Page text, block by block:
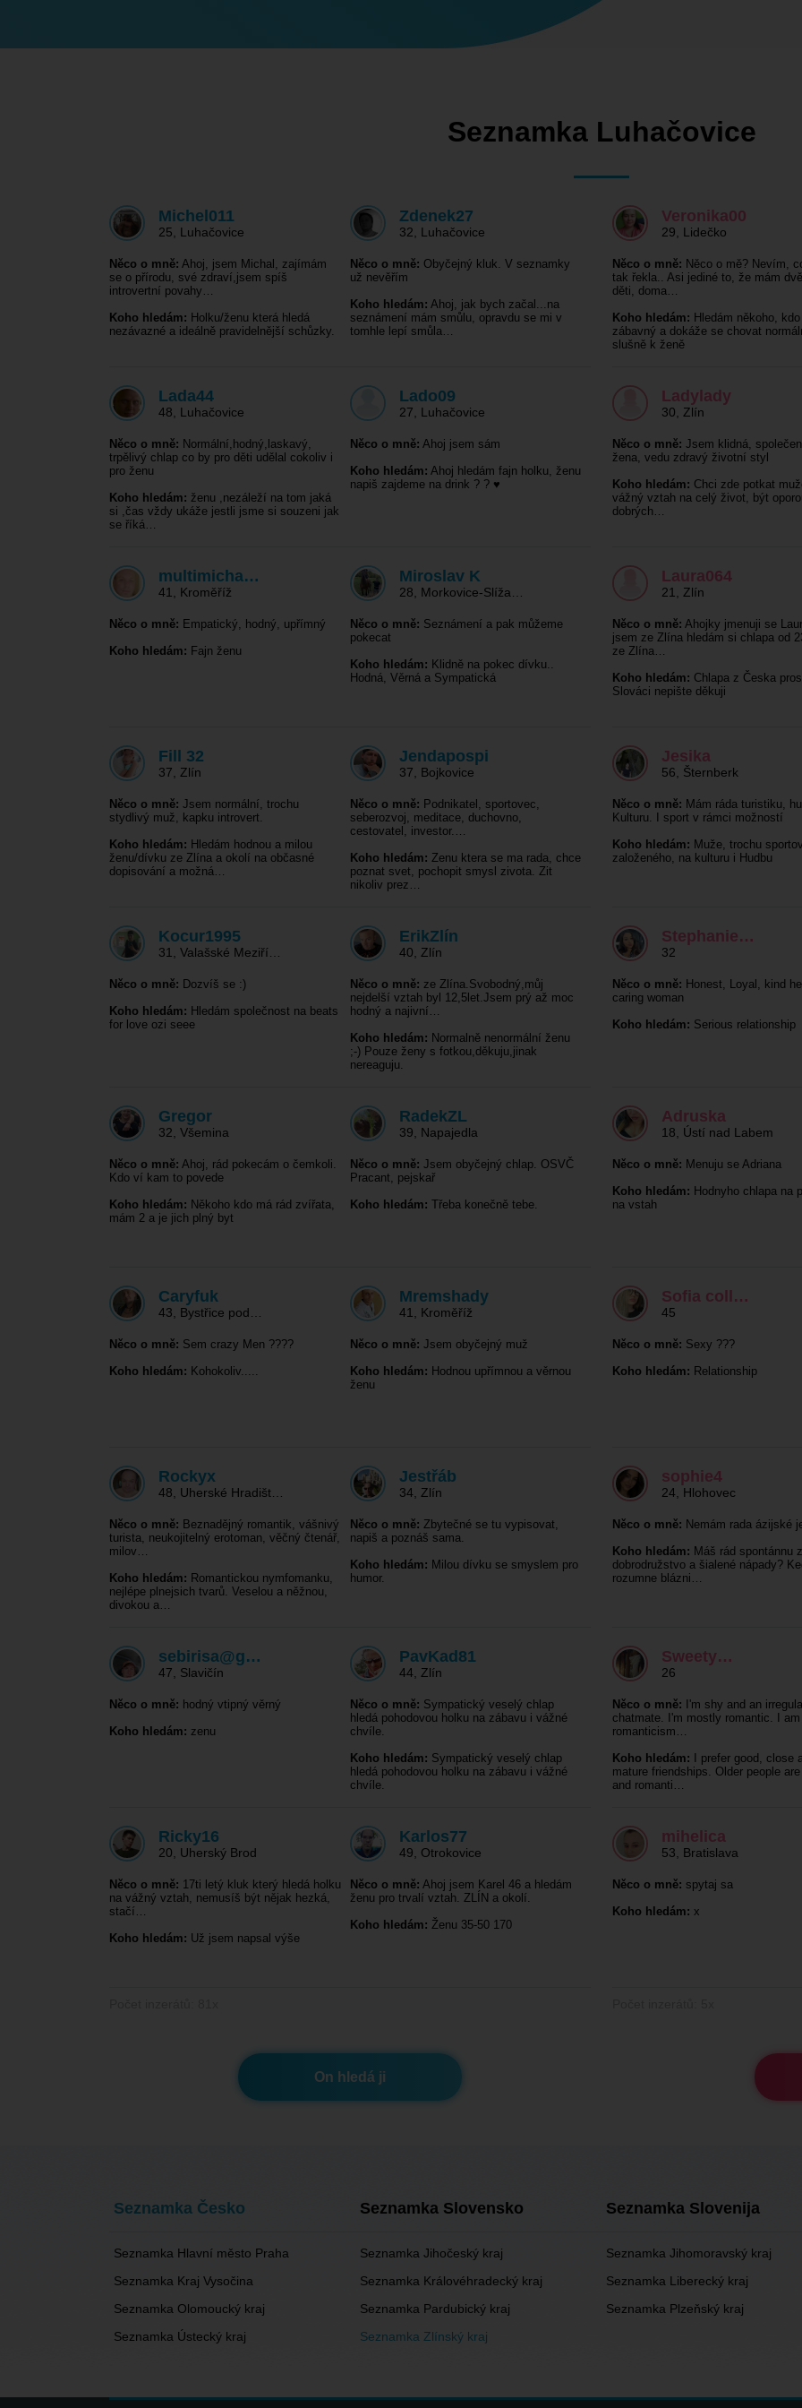
Seznamka Luhačovice
Michel011
25 Luhačovice
Něco o mně: Ahoj, jsem Michal, zajímám
se o přírodu, své zdraví,jsem spíš
introvertní povahy…
Koho hledám: Holku/ženu která hledá
nezávazné a ideálně pravidelnější schůzky.
Zdenek27
32 Luhačovice
Něco o mně: Obyčejný kluk. V seznamky
už nevěřím
Koho hledám: Ahoj, jak bych začal...na
seznámení mám smůlu, opravdu se mi v
tomhle lepí smůla…
Lada44
48 Luhačovice
Něco o mně: Normální,hodný,laskavý,
trpělivý chlap co by pro děti udělal cokoliv i
pro ženu
Koho hledám: ženu ,nezáleží na tom jaká
si ,čas vždy ukáže jestli jsme si souzeni jak
se říká…
Lado09
27 Luhačovice
Něco o mně: Ahoj jsem sám
Koho hledám: Ahoj hledám fajn holku, ženu
napiš zajdeme na drink ? ? ♥️
multimicha…
41 Kroměříž
Něco o mně: Empatický, hodný, upřímný
Koho hledám: Fajn ženu
Miroslav K
28 Morkovice-Slíža…
Něco o mně: Seznámení a pak můžeme
pokecat
Koho hledám: Klidně na pokec dívku..
Hodná, Věrná a Sympatická
Fill 32
37 Zlín
Něco o mně: Jsem normální, trochu
stydlivý muž, kapku introvert.
Koho hledám: Hledám hodnou a milou
ženu/dívku ze Zlína a okolí na občasné
dopisování a možná…
Jendapospi
37 Bojkovice
Něco o mně: Podnikatel, sportovec,
seberozvoj, meditace, duchovno,
cestovatel, investor.…
Koho hledám: Zenu ktera se ma rada, chce
poznat svet, pochopit smysl zivota. Zit
nikoliv prez…
Kocur1995
31 Valašské Meziří…
Něco o mně: Dozvíš se :)
Koho hledám: Hledám společnost na beats
for love ozi seee
ErikZlín
40 Zlín
Něco o mně: ze Zlína.Svobodný,můj
nejdelší vztah byl 12,5let.Jsem prý až moc
hodný a najivní…
Koho hledám: Normalně nenormální ženu
;-) Pouze ženy s fotkou,děkuju,jinak
nereaguju.
Gregor
32 Všemina
Něco o mně: Ahoj, rád pokecám o čemkoli.
Kdo ví kam to povede
Koho hledám: Někoho kdo má rád zvířata,
mám 2 a je jich plný byt
RadekZL
39 Napajedla
Něco o mně: Jsem obyčejný chlap. OSVČ
Pracant, pejskař
Koho hledám: Třeba konečně tebe.
Caryfuk
43 Bystřice pod…
Něco o mně: Sem crazy Men ????
Koho hledám: Kohokoliv.....
Mremshady
41 Kroměříž
Něco o mně: Jsem obyčejný muž
Koho hledám: Hodnou upřímnou a věrnou
ženu
Rockyx
48 Uherské Hradišt…
Něco o mně: Beznadějný romantik, vášnivý
turista, neukojitelný erotoman, věčný čtenář,
milov…
Koho hledám: Romantickou nymfomanku,
nejlépe plnejsich tvarů. Veselou a něžnou,
divokou a…
Jestřáb
34 Zlín
Něco o mně: Zbytečné se tu vypisovat,
napiš a poznáš sama.
Koho hledám: Milou dívku se smyslem pro
humor.
sebirisa@g…
47 Slavičín
Něco o mně: hodný vtipný věrný
Koho hledám: zenu
PavKad81
44 Zlín
Něco o mně: Sympatický veselý chlap
hledá pohodovou holku na zábavu i vážné
chvíle.
Koho hledám: Sympatický veselý chlap
hledá pohodovou holku na zábavu i vážné
chvíle.
Ricky16
20 Uherský Brod
Něco o mně: 17ti letý kluk který hledá holku
na vážný vztah, nemusíš být nějak hezká,
stačí…
Koho hledám: Už jsem napsal výše
Karlos77
49 Otrokovice
Něco o mně: Ahoj jsem Karel 46 a hledám
ženu pro trvalí vztah. ZLÍN a okolí.
Koho hledám: Ženu 35-50 170
On hledá ji
Veronika00
29 Lidečko
Něco o mně: Něco o mě? Nevím,
tak řekla.. Asi jediné to, že mám
děti, doma…
Koho hledám: Hledám někoho,
zábavný a dokáže se chovat
slušně k ženě
Ladylady
30 Zlín
Něco o mně: Jsem klidná,
žena, vedu zdravý životní styl
Koho hledám: Chci zde potkat
vážný vztah na celý život, být
dobrých…
Laura064
21 Zlín
Něco o mně: Ahojky jmenuji se
jsem ze Zlína hledám si chlapa od
ze Zlína…
Koho hledám: Chlapa z Česka
Slováci nepište děkuji
Jesika
56 Šternberk
Něco o mně: Mám ráda turistiku,
Kulturu. I sport v rámci možností
Koho hledám: Muže, trochu
založeného, na kulturu i Hudbu
Stephanie…
32
Něco o mně: Honest, Loyal, kind
caring woman
Koho hledám: Serious relationship
Adruska
18 Ústí nad Labem
Něco o mně: Menuju se Adriana
Koho hledám: Hodnyho chlapa na
na vstah
Sofia coll…
45
Něco o mně: Sexy ???
Koho hledám: Relationship
sophie4
24 Hlohovec
Něco o mně: Nemám rada ázijské
Koho hledám: Máš rád spontánnu
dobrodružstvo a šialené nápady?
rozumne blázni…
Sweety…
26
Něco o mně: I'm shy and an
chatmate. I'm mostly romantic. I
romanticism…
Koho hledám: I prefer good, close
mature friendships. Older people
and romanti…
mihelica
53 Bratislava
Něco o mně: spytaj sa
Koho hledám: x
Seznamka Česko Seznamka Slovensko Seznamka Slovenija
Seznamka Hlavní město Praha Seznamka Jihočeský kraj
Seznamka Jihomoravský kraj
Seznamka Kraj Vysočina
Seznamka Královéhradecký kraj
Seznamka Liberecký kraj
Seznamka Olomoucký kraj
Seznamka Pardubický kraj
Seznamka Plzeňský kraj
Seznamka Ústecký kraj
Seznamka Zlínský kraj